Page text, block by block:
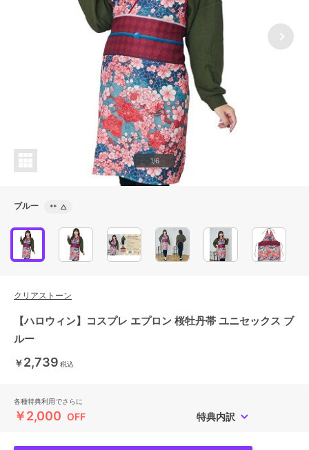
1/6
ブルー ** △
クリアストーン
【ハロウィン】コスプレ エプロン 桜牡丹帯 ユニセックス ブ
ルー
￥2,739 税込
各種特典利用でさらに
￥2,000 OFF 特典内訳